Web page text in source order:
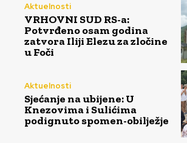
Aktuelnosti
VRHOVNI SUD RS-a:
Potvrđeno osam godina
zatvora Iliji Elezu za zločine
u Foči
Aktuelnosti
Sjećanje na ubijene: U
Knezovima i Sulićima
podignuto spomen-obilježje